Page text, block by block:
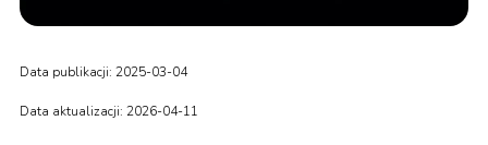
Data publikacji: 2025-03-04
Data aktualizacji: 2026-04-11